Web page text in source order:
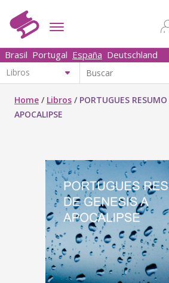
Brasil Portugal España Deutschland
Home / Libros / PORTUGUES
APOCALIPSE